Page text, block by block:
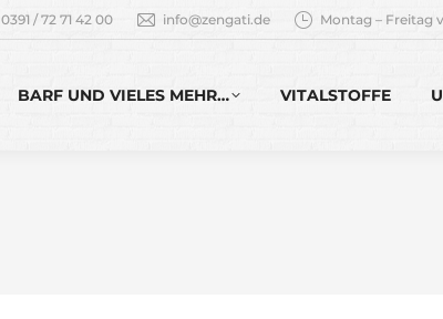
0391 / 72 71 42 00 info@zengati.de Montag – Freitag
BARF UND VIELES MEHR… VITALSTOFFE